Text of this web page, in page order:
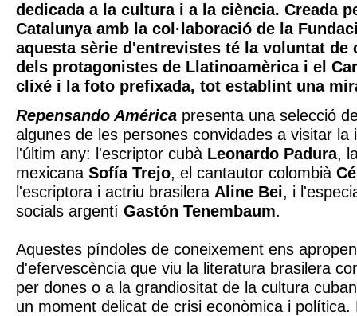
dedicada a la cultura i a la ciència. Creada
Catalunya amb la col·laboració de la
aquesta sèrie d'entrevistes té la voluntat de
dels protagonistes de Llatinoamèrica i el
clixé i la foto prefixada, tot establint una
Repensando América presenta una selecció
algunes de les persones convidades a visitar la
l'últim any: l'escriptor cubà Leonardo Padura,
mexicana Sofía Trejo, el cantautor colombià
l'escriptora i actriu brasilera Aline Bei, i
socials argentí Gastón Tenembaum.
Aquestes píndoles de coneixement ens
d'efervescència que viu la literatura brasilera
per dones o a la grandiositat de la cultura
un moment delicat de crisi econòmica i política.